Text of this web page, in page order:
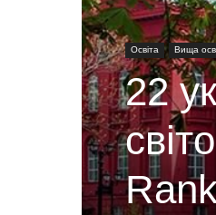
Освіта Вища
22